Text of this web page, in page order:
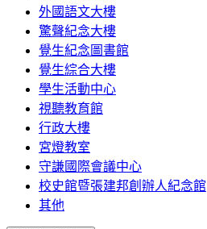
外國語文大樓
驚聲紀念大樓
覺生紀念圖書館
覺生綜合大樓
學生活動中心
視聽教育館
行政大樓
宮燈教室
守謙國際會議中心
校史館暨張建邦創辦人紀念館
其他